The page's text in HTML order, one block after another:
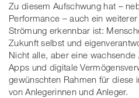
Zu diesem Aufschwung hat –
Performance – auch ein
Strömung erkennbar ist:
Zukunft selbst und
Nicht alle, aber eine
Apps und digitale
gewünschten Rahmen für diese
von Anlegerinnen und Anleger.